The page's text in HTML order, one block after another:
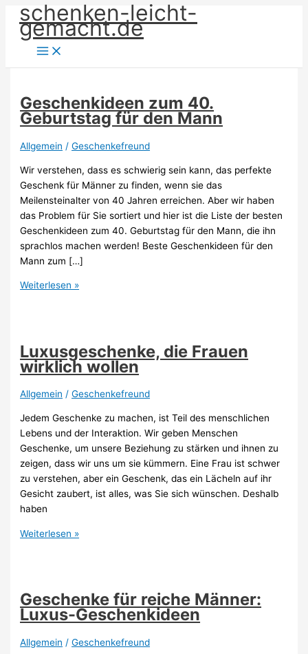
Zum
Inhalt
springen
schenken-leicht-
gemacht.de
Geschenkideen zum 40.
Geburtstag für den Mann
Allgemein /Geschenkefreund
Wir verstehen, dass es schwierig sein kann, das perfekte
Geschenk für Männer zu finden, wenn sie das
Meilensteinalter von 40 Jahren erreichen. Aber wir haben
das Problem für Sie sortiert und hier ist die Liste der besten
Geschenkideen zum 40. Geburtstag für den Mann, die ihn
sprachlos machen werden! Beste Geschenkideen für den
Mann zum […]
Geschenkideen
für
den
Mann
Weiterlesen »
Luxusgeschenke, die Frauen
wirklich wollen
Allgemein /Geschenkefreund
Jedem Geschenke zu machen, ist Teil des menschlichen
Lebens und der Interaktion. Wir geben Menschen
Geschenke, um unsere Beziehung zu stärken und ihnen zu
zeigen, dass wir uns um sie kümmern. Eine Frau ist schwer
zu verstehen, aber ein Geschenk, das ein Lächeln auf ihr
Gesicht zaubert, ist alles, was Sie sich wünschen. Deshalb
haben
Luxusgeschenke,
wollen
Weiterlesen »
Geschenke für reiche Männer:
Luxus-Geschenkideen
Allgemein /Geschenkefreund